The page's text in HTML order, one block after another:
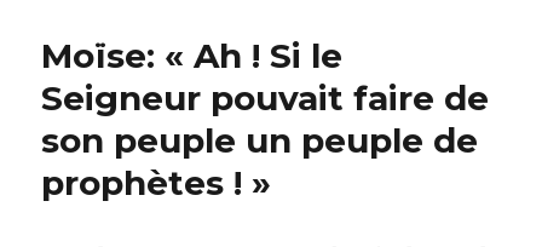
Moïse: « Ah ! Si le
Seigneur pouvait faire de
son peuple un peuple de
prophètes ! »